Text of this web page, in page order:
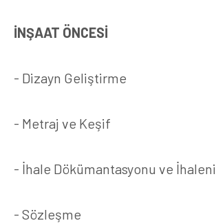
İNŞAAT ÖNCESİ
- Dizayn Geliştirme
- Metraj ve Keşif
- İhale Dökümantasyonu ve
- Sözleşme